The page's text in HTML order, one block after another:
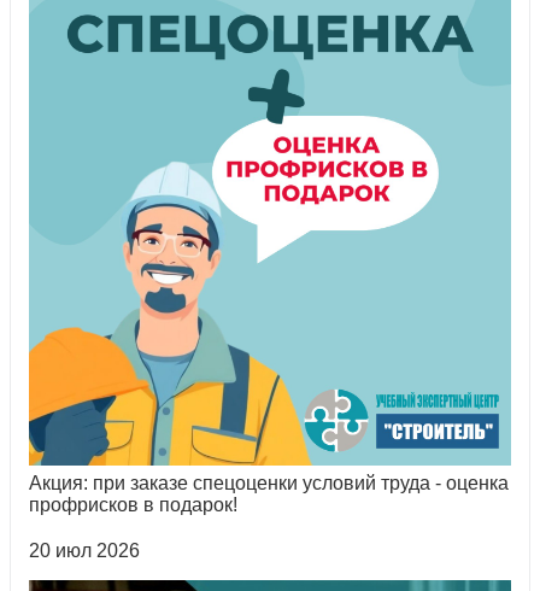
Акция: при заказе спецоценки условий труда - оценка
профрисков в подарок!
20 июл 2026